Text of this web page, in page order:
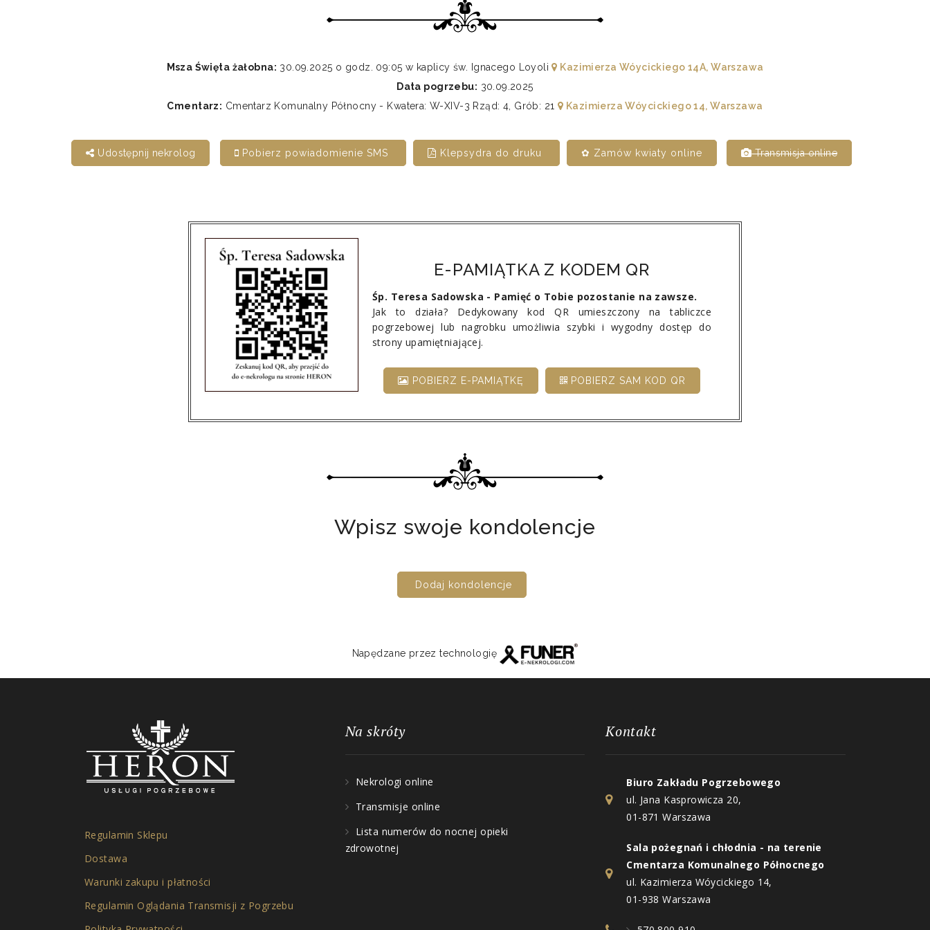
Msza Święta żałobna: 30.09.2025 o godz. 09:05 w kaplicy św. Ignacego Loyoli
Kazimierza Wóycickiego 14A, Warszawa
Data pogrzebu: 30.09.2025
Cmentarz: Cmentarz Komunalny Północny - Kwatera: W-XIV-3 Rząd: 4, Grób: 21 Kazimierza Wóycickiego 14, Warszawa
Udostępnij nekrolog Pobierz powiadomienie SMS Klepsydra do druku ✿ Zamów kwiaty online Transmisja online
E-PAMIĄTKA Z KODEM QR
Śp. Teresa Sadowska - Pamięć o Tobie pozostanie na zawsze.
Jak to działa? Dedykowany kod QR umieszczony na tabliczce
pogrzebowej lub nagrobku umożliwia szybki i wygodny dostęp do
strony upamiętniającej.
POBIERZ E-PAMIĄTKĘ POBIERZ SAM KOD QR
Wpisz swoje kondolencje
Dodaj kondolencje
Napędzane przez technologię
Regulamin Sklepu
Dostawa
Warunki zakupu i płatności
Regulamin Oglądania Transmisji z Pogrzebu
Na skróty
Nekrologi online
Transmisje online
Lista numerów do nocnej opieki
zdrowotnej
Kontakt
Biuro Zakładu Pogrzebowego
ul. Jana Kasprowicza 20,
01-871 Warszawa
Sala pożegnań i chłodnia - na terenie
Cmentarza Komunalnego Północnego
ul. Kazimierza Wóycickiego 14,
01-938 Warszawa